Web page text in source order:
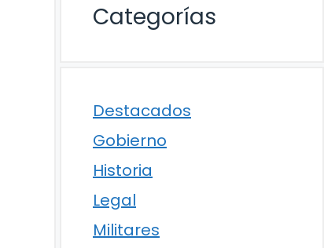
Categorías
Destacados
Gobierno
Historia
Legal
Militares